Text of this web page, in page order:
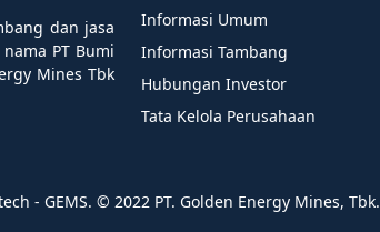
dan jasa
PT Bumi
Mines Tbk
Informasi Umum
Informasi Tambang
Hubungan Investor
Tata Kelola Perusahaan
- GEMS. ©️ 2022 PT. Golden Energy Mines, Tbk.